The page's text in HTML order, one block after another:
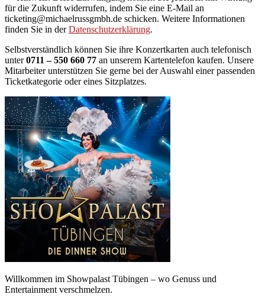
für die Zukunft widerrufen, indem Sie eine E-Mail an
ticketing@michaelrussgmbh.de schicken. Weitere Informationen
finden Sie in derDatenschutzerklärung.
Selbstverständlich können Sie ihre Konzertkarten auch telefonisch
unter0711 – 550 660 77 an unserem Kartentelefon kaufen. Unsere
Mitarbeiter unterstützen Sie gerne bei der Auswahl einer passenden
Ticketkategorie oder eines Sitzplatzes.
Willkommen im Showpalast Tübingen – wo Genuss und
Entertainment verschmelzen.